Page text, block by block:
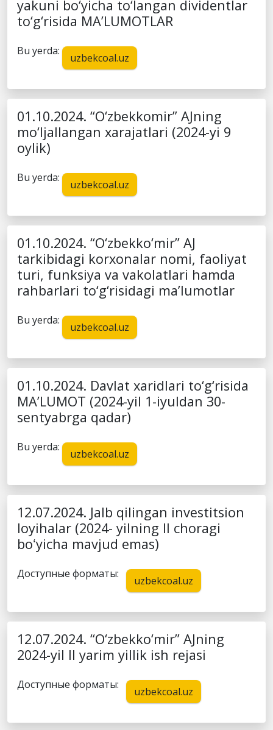
yakuni bo‘yicha to‘langan dividentlar
to‘g‘risida MA’LUMOTLAR
Bu yerda:
uzbekcoal.uz
01.10.2024. “O‘zbekkomir” AJning
mo‘ljallangan xarajatlari (2024-yi 9
oylik)
Bu yerda:
uzbekcoal.uz
01.10.2024. “O‘zbekko‘mir” AJ
tarkibidagi korxonalar nomi, faoliyat
turi, funksiya va vakolatlari hamda
rahbarlari to‘g‘risidagi ma’lumotlar
Bu yerda:
uzbekcoal.uz
01.10.2024. Davlat xaridlari to‘g‘risida
MA’LUMOT (2024-yil 1-iyuldan 30-
sentyabrga qadar)
Bu yerda:
uzbekcoal.uz
12.07.2024. Jalb qilingan investitsion
loyihalar (2024- yilning II choragi
boʻyicha mavjud emas)
Доступные форматы:
uzbekcoal.uz
12.07.2024. “O‘zbekko‘mir” AJning
2024-yil II yarim yillik ish rejasi
Доступные форматы:
uzbekcoal.uz